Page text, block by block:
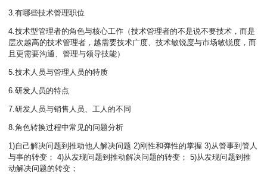
3.有哪些技术管理职位
4.技术型管理者的角色与核心工作（技术管理者的不是说不要技术，而是
层次越高的技术管理者，越需要技术广度、技术敏锐度与市场敏锐度，而
且更需要沟通、管理与领导技能）
5.技术人员与管理人员的特质
6.研发人员的特点
7.研发人员与销售人员、工人的不同
8.角色转换过程中常见的问题分析
1)自己解决问题到推动他人解决问题 2)刚性和弹性的掌握 3)从管事到管人
与事的转变； 4)从发现问题到推动解决问题的转变； 5)从发现问题到推
动解决问题的转变；